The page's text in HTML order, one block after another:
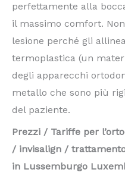
perfettamente alla
il massimo comfort.
lesione perché gli
termoplastica (un
degli apparecchi
metallo che sono più
del paziente.
Prezzi / Tariffe per
/ invisalign /
in Lussemburgo